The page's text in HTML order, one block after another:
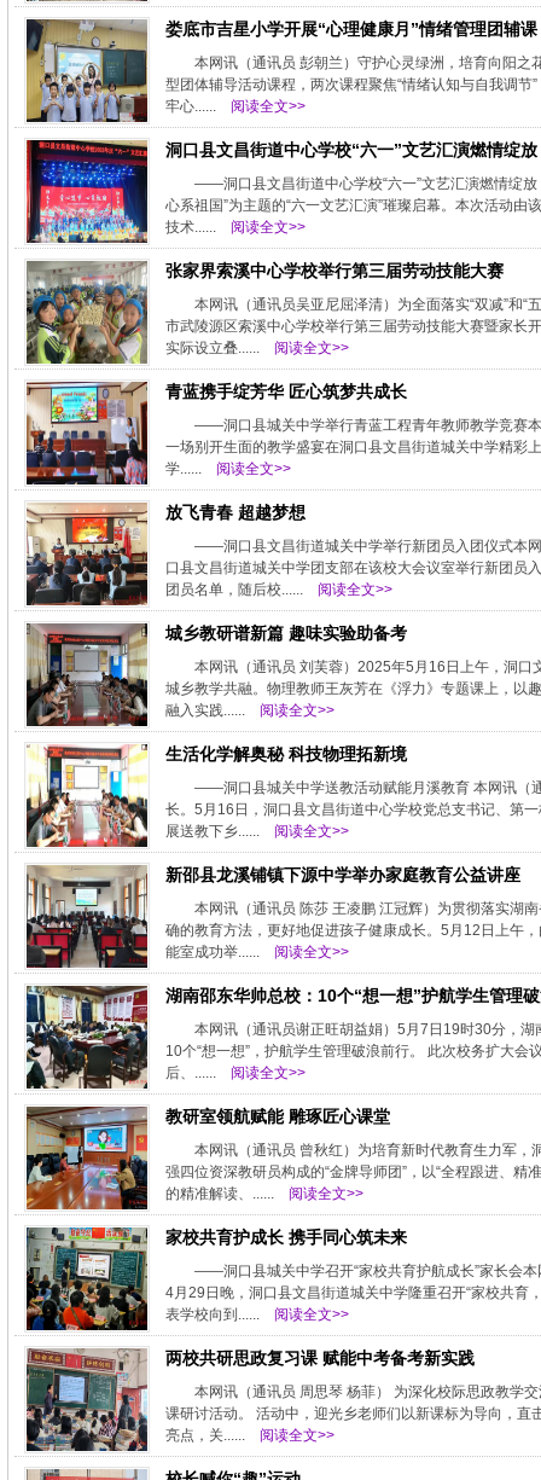
娄底市吉星小学开展“心理健康月”情绪管理团辅课
本网讯（通讯员 彭朝兰）守护心灵绿洲，培育向阳之
型团体辅导活动课程，两次课程聚焦“情绪认知与自我调
牢心......
阅读全文>>
洞口县文昌街道中心学校“六一”文艺汇演燃情绽放
——洞口县文昌街道中心学校“六一”文艺汇演燃情绽
心系祖国”为主题的“六一文艺汇演”璀璨启幕。本次活动
技术......
阅读全文>>
张家界索溪中心学校举行第三届劳动技能大赛
本网讯（通讯员吴亚尼屈泽清）为全面落实“双减”和
市武陵源区索溪中心学校举行第三届劳动技能大赛暨家长
实际设立叠......
阅读全文>>
青蓝携手绽芳华 匠心筑梦共成长
——洞口县城关中学举行青蓝工程青年教师教学竞赛
一场别开生面的教学盛宴在洞口县文昌街道城关中学精彩
学......
阅读全文>>
放飞青春 超越梦想
——洞口县文昌街道城关中学举行新团员入团仪式本
口县文昌街道城关中学团支部在该校大会议室举行新团员
团员名单，随后校......
阅读全文>>
城乡教研谱新篇 趣味实验助备考
本网讯（通讯员 刘芙蓉）2025年5月16日上午，洞
城乡教学共融。物理教师王灰芳在《浮力》专题课上，以
融入实践......
阅读全文>>
生活化学解奥秘 科技物理拓新境
——洞口县城关中学送教活动赋能月溪教育 本网讯（
长。5月16日，洞口县文昌街道中心学校党总支书记、第
展送教下乡......
阅读全文>>
新邵县龙溪铺镇下源中学举办家庭教育公益讲座
本网讯（通讯员 陈莎 王凌鹏 江冠辉）为贯彻落实湖
确的教育方法，更好地促进孩子健康成长。5月12日上午
能室成功举......
阅读全文>>
湖南邵东华帅总校：10个“想一想”护航学生管理
本网讯（通讯员谢正旺胡益娟）5月7日19时30分，
10个“想一想”，护航学生管理破浪前行。 此次校务扩大
后、......
阅读全文>>
教研室领航赋能 雕琢匠心课堂
本网讯（通讯员 曾秋红）为培育新时代教育生力军
强四位资深教研员构成的“金牌导师团”，以“全程跟进、
的精准解读、......
阅读全文>>
家校共育护成长 携手同心筑未来
——洞口县城关中学召开“家校共育护航成长”家长会
4月29日晚，洞口县文昌街道城关中学隆重召开“家校共育
表学校向到......
阅读全文>>
两校共研思政复习课 赋能中考备考新实践
本网讯（通讯员 周思琴 杨菲） 为深化校际思政教学
课研讨活动。 活动中，迎光乡老师们以新课标为导向，
亮点，关......
阅读全文>>